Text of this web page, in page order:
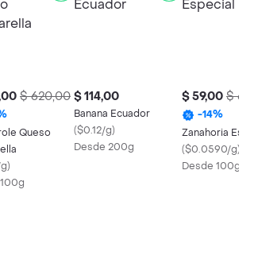
$ 620,00
Queso
)
$ 114,00
Banana Ecuador
($0.12/g)
Desde 200g
$ 59,00 $
-14%
Zanahoria
($0.0590/g)
Desde 100g